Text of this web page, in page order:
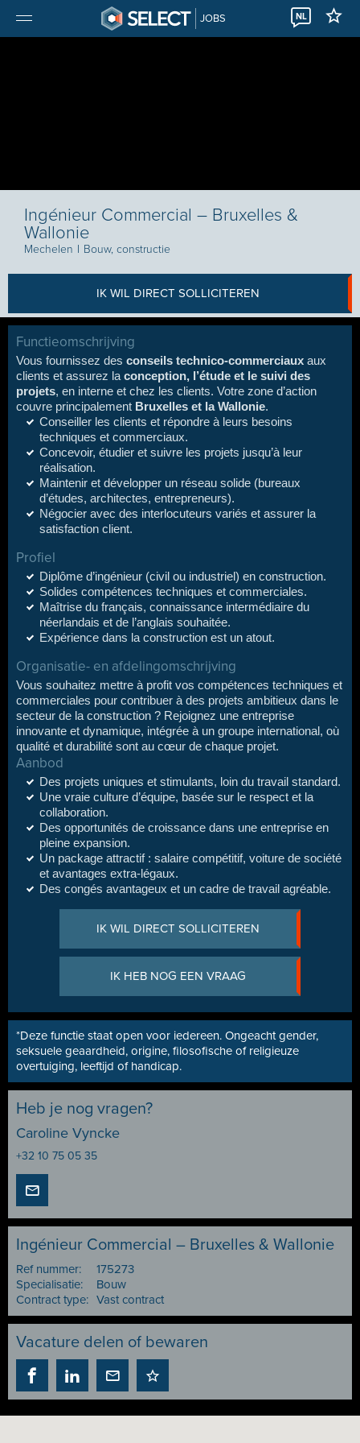
JOBS NL
Ingénieur Commercial – Bruxelles &
Wallonie
Mechelen I Bouw, constructie
IK WIL DIRECT SOLLICITEREN
Functieomschrijving
Vous fournissez des conseils technico-commerciaux aux
clients et assurez la conception, l’étude et le suivi des
projets, en interne et chez les clients. Votre zone d’action
couvre principalement Bruxelles et la Wallonie.
Conseiller les clients et répondre à leurs besoins
techniques et commerciaux.
Concevoir, étudier et suivre les projets jusqu’à leur
réalisation.
Maintenir et développer un réseau solide (bureaux
d’études, architectes, entrepreneurs).
Négocier avec des interlocuteurs variés et assurer la
satisfaction client.
Profiel
Diplôme d’ingénieur (civil ou industriel) en construction.
Solides compétences techniques et commerciales.
Maîtrise du français, connaissance intermédiaire du
néerlandais et de l’anglais souhaitée.
Expérience dans la construction est un atout.
Organisatie- en afdelingomschrijving
Vous souhaitez mettre à profit vos compétences techniques et
commerciales pour contribuer à des projets ambitieux dans le
secteur de la construction ? Rejoignez une entreprise
innovante et dynamique, intégrée à un groupe international, où
qualité et durabilité sont au cœur de chaque projet.
Aanbod
Des projets uniques et stimulants, loin du travail standard.
Une vraie culture d’équipe, basée sur le respect et la
collaboration.
Des opportunités de croissance dans une entreprise en
pleine expansion.
Un package attractif : salaire compétitif, voiture de société
et avantages extra-légaux.
Des congés avantageux et un cadre de travail agréable.
IK WIL DIRECT SOLLICITEREN
IK HEB NOG EEN VRAAG
*Deze functie staat open voor iedereen. Ongeacht gender,
seksuele geaardheid, origine, filosofische of religieuze
overtuiging, leeftijd of handicap.
Heb je nog vragen?
Caroline Vyncke
+32 10 75 05 35
Ingénieur Commercial – Bruxelles & Wallonie
Ref nummer:
175273
Specialisatie:
Bouw
Contract type: Vast contract
Vacature delen of bewaren